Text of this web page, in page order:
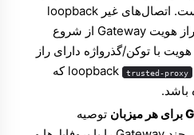
است. اتصال‌های غیر loopback
بدون یک مسیر معتبر احراز هویت Gateway از شروع
با توکن/گذرواژه دارای راز
trusted-proxy
که
باشد.
توصیه